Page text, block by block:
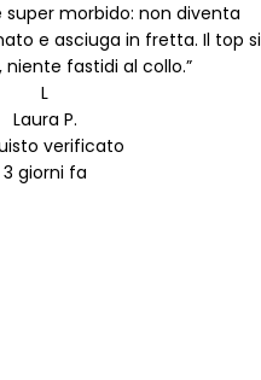
super morbido: non diventa
e asciuga in fretta. Il top si
niente fastidi al collo.”
L
Laura P.
verificato
3 giorni fa